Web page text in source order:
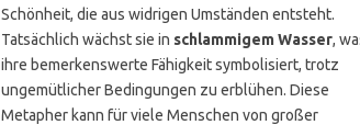
Schönheit, die aus widrigen Umständen entsteht.
Tatsächlich wächst sie in schlammigem Wasser,
ihre bemerkenswerte Fähigkeit symbolisiert, trotz
ungemütlicher Bedingungen zu erblühen. Diese
Metapher kann für viele Menschen von großer